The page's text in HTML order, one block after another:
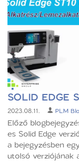
SOLID EDGE
2023.08.11. PLM
Előző
es Solid Edge
a bejegyzésben
utolsó verziójának